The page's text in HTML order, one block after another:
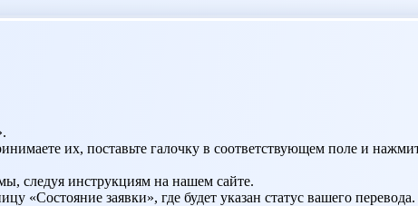
их, поставьте галочку в соответствующем поле и
следуя инструкциям на нашем сайте.
«Состояние заявки», где будет указан статус вашего перевода.